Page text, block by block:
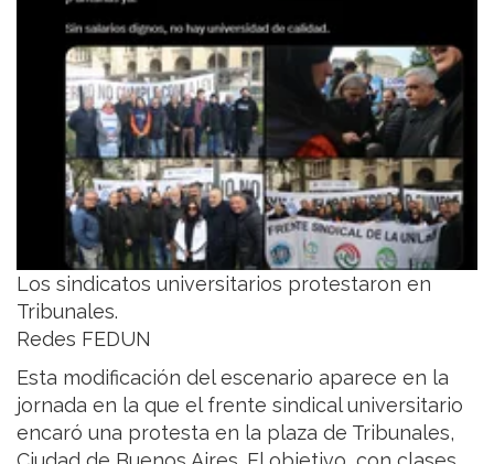
Los sindicatos universitarios protestaron en
Tribunales.
Redes FEDUN
Esta modificación del escenario aparece en la
jornada en la que el frente sindical universitario
encaró una protesta en la plaza de Tribunales,